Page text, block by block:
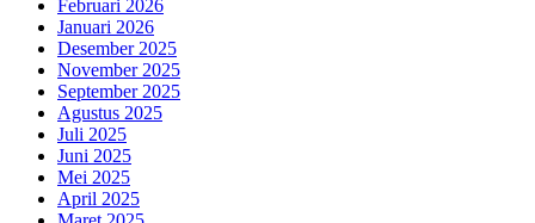
Februari 2026
Januari 2026
Desember 2025
November 2025
September 2025
Agustus 2025
Juli 2025
Juni 2025
Mei 2025
April 2025